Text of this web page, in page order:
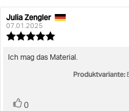
Autor
der
Rezension:
Julia Zengler
07.01.2025
von
Sternen
Rezensionstext:
Ich mag das Material.
Produktvariante:
Stimme
0